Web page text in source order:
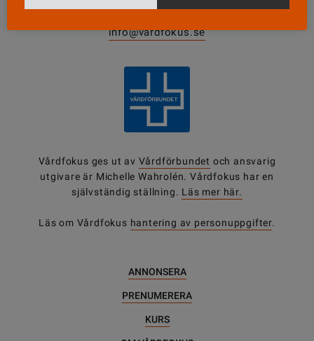
info@vardfokus.se
Vårdfokus ges ut av Vårdförbundet och ansvarig
utgivare är Michelle Wahrolén. Vårdfokus har en
självständig ställning. Läs mer här.
Läs om Vårdfokus hantering av personuppgifter.
ANNONSERA
PRENUMERERA
KURS